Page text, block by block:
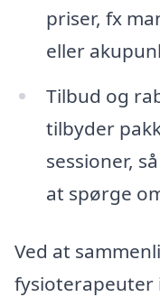
priser, fx
eller
Tilbud og
tilbyder
sessioner,
at spørge
Ved at
fysioterapeuter